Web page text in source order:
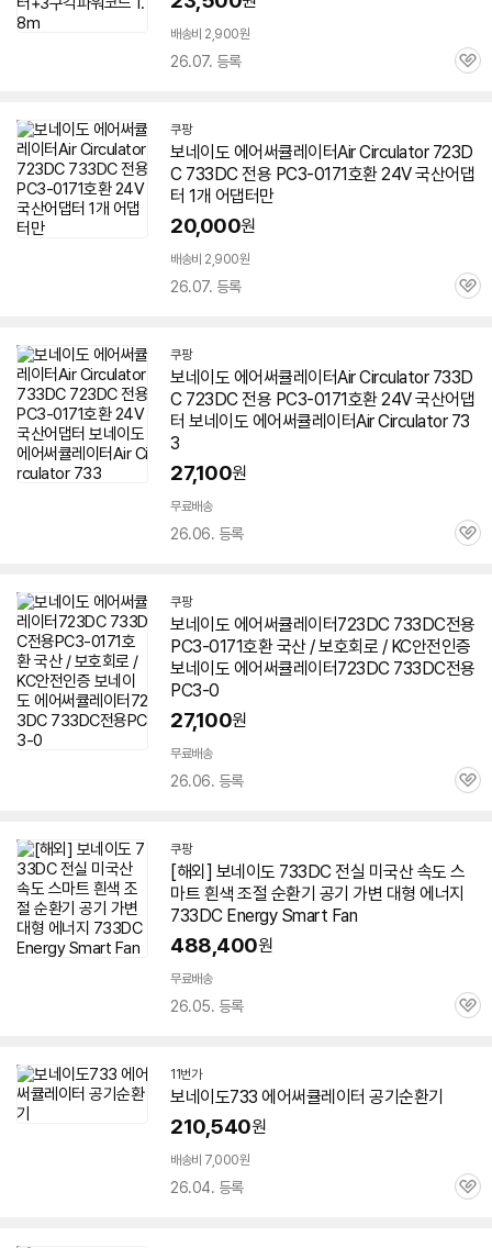
배송비 2,900원
26.07. 등록
관
쿠팡
보네이도 에어 써큘레이터Air Circulator 723D
C 733DC 전용 PC3-0171호환 24V 국산어댑
터 1개 어댑터만
20,000원
배송비 2,900원
26.07. 등록
관
쿠팡
보네이도 에어 써큘레이터Air Circulator 733D
C 723DC 전용 PC3-0171호환 24V 국산어댑
터 보네이도 에어 써큘레이터Air Circulator 73
3
27,100원
무료배송
26.06. 등록
관
쿠팡
보네이도 에어 써큘레이터723DC 733DC전용
PC3-0171호환 국산 / 보호회로 / KC안전인증
보네이도 에어 써큘레이터723DC 733DC전용
PC3-0
27,100원
무료배송
26.06. 등록
관
쿠팡
[해외] 보네이도 733DC 전실 미국산 속도 스
마트 흰색 조절 순환기 공기 가변 대형 에너지
733DC Energy Smart Fan
488,400원
무료배송
26.05. 등록
관
11번가
보네이도733 에어써큘레이터 공기순환기
210,540원
배송비 7,000원
26.04. 등록
관